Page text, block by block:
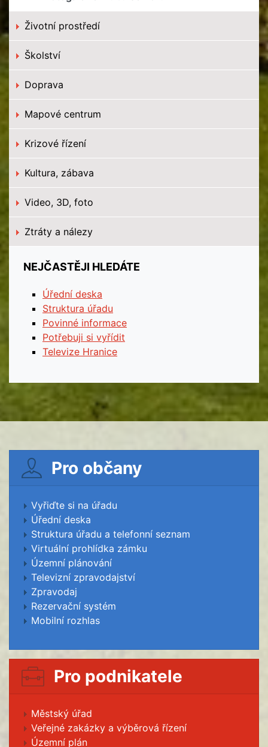
Životní prostředí
Školství
Doprava
Mapové centrum
Krizové řízení
Kultura, zábava
Video, 3D, foto
Ztráty a nálezy
NEJČASTĚJI HLEDÁTE
Úřední deska
Struktura úřadu
Povinné informace
Potřebuji si vyřídit
Televize Hranice
Pro občany
Vyřiďte si na úřadu
Úřední deska
Struktura úřadu a telefonní seznam
Virtuální prohlídka zámku
Územní plánování
Televizní zpravodajství
Zpravodaj
Rezervační systém
Mobilní rozhlas
Pro podnikatele
Městský úřad
Veřejné zakázky a výběrová řízení
Územní plán